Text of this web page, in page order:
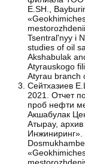
E.SH.,
Tsentral'nyy i
studies of oil
Akshabulak
Atyrauskogo
Atyrau branch
Сейтхазиев
2021. Отчет
проб нефти
Акшабулак
Атырау,
Инжиниринг».